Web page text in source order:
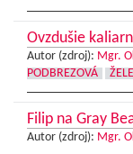
Ovzdušie
Autor (zdroj): Mgr.
PODBREZOVÁ
Filip na Gray
Autor (zdroj): Mgr.